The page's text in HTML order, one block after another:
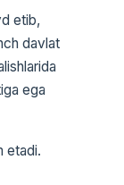
etib,
davlat
ega
etadi.